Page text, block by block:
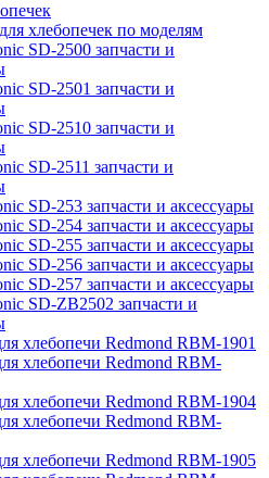
хлебопечек по моделям
SD-2500 запчасти и
SD-2501 запчасти и
SD-2510 запчасти и
SD-2511 запчасти и
SD-253 запчасти и аксессуары
SD-254 запчасти и аксессуары
SD-255 запчасти и аксессуары
SD-256 запчасти и аксессуары
SD-257 запчасти и аксессуары
SD-ZB2502 запчасти и
хлебопечи Redmond RBM-1901
хлебопечи Redmond RBM-
хлебопечи Redmond RBM-1904
хлебопечи Redmond RBM-
хлебопечи Redmond RBM-1905